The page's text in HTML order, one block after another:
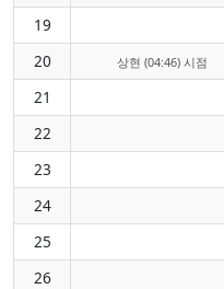
19
20 상현 (04:46) 시점
21
22
23
24
25
26